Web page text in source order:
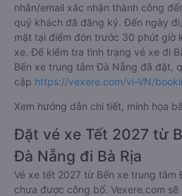
nhắn/email xác nhận thành công
quý khách đã đăng ký. Đến ngày
mặt tại điểm đón trước 30 phút giờ
xe. Để kiểm tra tình trạng vé xe đi
Bến xe trung tâm Đà Nẵng đã đặt,
cập https://vexere.com/vi-VN/
Xem hướng dẫn chi tiết, minh họa
Đặt vé xe Tết 2027 từ
Đà Nẵng đi Bà Rịa
Vé xe tết 2027 từ Bến xe trung tâm
chưa được công bố. Vexere.com